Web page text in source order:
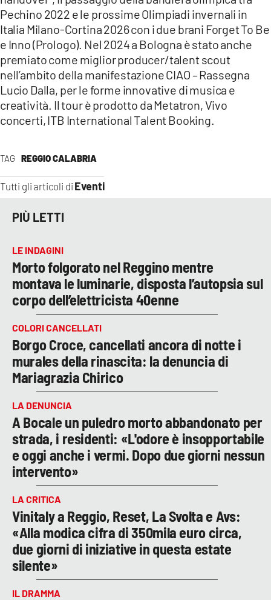
TAG REGGIO CALABRIA
Tutti gli articoli di Eventi
Pechino 2022 e le prossime Olimpiadi invernali in
Italia Milano-Cortina 2026 con i due brani Forget To Be
e Inno (Prologo). Nel 2024 a Bologna è stato anche
premiato come miglior producer/talent scout
nell’ambito della manifestazione CIAO – Rassegna
Lucio Dalla, per le forme innovative di musica e
creatività. Il tour è prodotto da Metatron, Vivo
concerti, ITB International Talent Booking.
PIÙ LETTI
LE INDAGINI
Morto folgorato nel Reggino mentre
montava le luminarie, disposta l’autopsia sul
corpo dell’elettricista 40enne
COLORI CANCELLATI
Borgo Croce, cancellati ancora di notte i
murales della rinascita: la denuncia di
Mariagrazia Chirico
LA DENUNCIA
A Bocale un puledro morto abbandonato per
strada, i residenti: «L'odore è insopportabile
e oggi anche i vermi. Dopo due giorni nessun
intervento»
LA CRITICA
Vinitaly a Reggio, Reset, La Svolta e Avs:
«Alla modica cifra di 350mila euro circa,
due giorni di iniziative in questa estate
silente»
IL DRAMMA